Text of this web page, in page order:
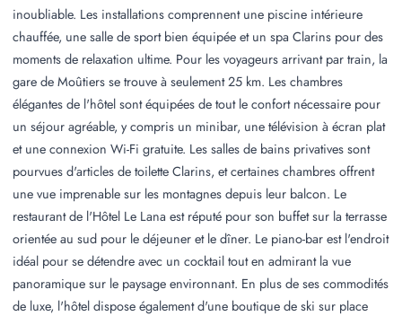
inoubliable. Les installations comprennent une piscine intérieure
chauffée, une salle de sport bien équipée et un spa Clarins pour des
moments de relaxation ultime. Pour les voyageurs arrivant par train, la
gare de Moûtiers se trouve à seulement 25 km. Les chambres
élégantes de l'hôtel sont équipées de tout le confort nécessaire pour
un séjour agréable, y compris un minibar, une télévision à écran plat
et une connexion Wi-Fi gratuite. Les salles de bains privatives sont
pourvues d'articles de toilette Clarins, et certaines chambres offrent
une vue imprenable sur les montagnes depuis leur balcon. Le
restaurant de l'Hôtel Le Lana est réputé pour son buffet sur la terrasse
orientée au sud pour le déjeuner et le dîner. Le piano-bar est l'endroit
idéal pour se détendre avec un cocktail tout en admirant la vue
panoramique sur le paysage environnant. En plus de ses commodités
de luxe, l'hôtel dispose également d'une boutique de ski sur place